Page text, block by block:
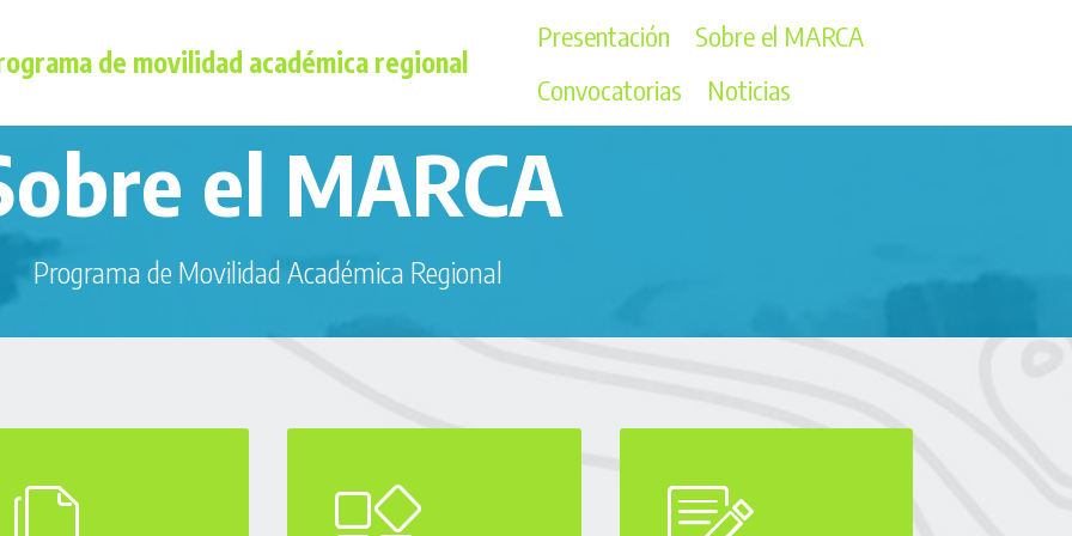
de movilidad académica regional
Presentación
Sobre el MARCA
Convocatorias
Noticias
el MARCA
Programa de Movilidad Académica Regional